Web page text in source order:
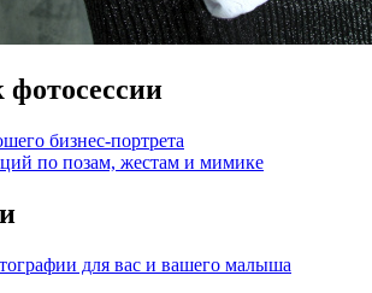
фотосессии
бизнес-портрета
по позам, жестам и мимике
для вас и вашего малыша